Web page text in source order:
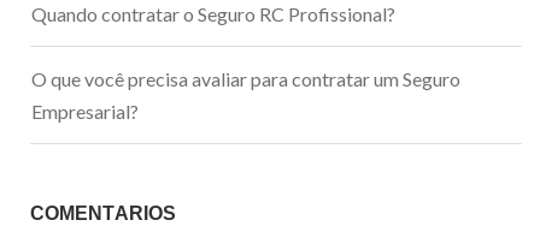
Quando contratar o Seguro RC Profissional?
O que você precisa avaliar para contratar um Seguro
Empresarial?
COMENTÁRIOS